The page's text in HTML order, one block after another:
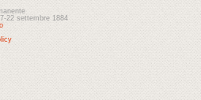
22 settembre 1884